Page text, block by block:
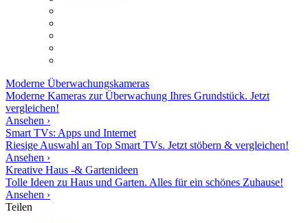
Moderne Überwachungskameras
Moderne Kameras zur Überwachung Ihres Grundstück. Jetzt
vergleichen!
Ansehen ›
Smart TVs: Apps und Internet
Riesige Auswahl an Top Smart TVs. Jetzt stöbern & vergleichen!
Ansehen ›
Kreative Haus -& Gartenideen
Tolle Ideen zu Haus und Garten. Alles für ein schönes Zuhause!
Ansehen ›
Teilen